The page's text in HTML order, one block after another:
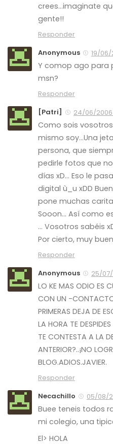
crees…imaginate
gente!!
Responder
Anonymous
19/06/
Y comop ago para
msn?
Responder
[Patri]
24/06/2006
Como sois
mismo soy…Una
persona, que
pedirle fotos que
días xD… Eso le
digital ù_u xDD
pone muchas
Sooon… Así como
… Vosotros sabéis
Por cierto, muy
Responder
Anonymous
25/07/
LO KE MAS ODIO ES
CON UN -CONTACTO
PRIMERAS DEJA DE
LA HORA TE
TE CONTESTA A LA
ANTERIOR?..¡NO
BLOG.ADIOS.JAVIER.
Responder
Necachillo
05/08/
Buee teneis todos
mi colegio, una
El> HOLA